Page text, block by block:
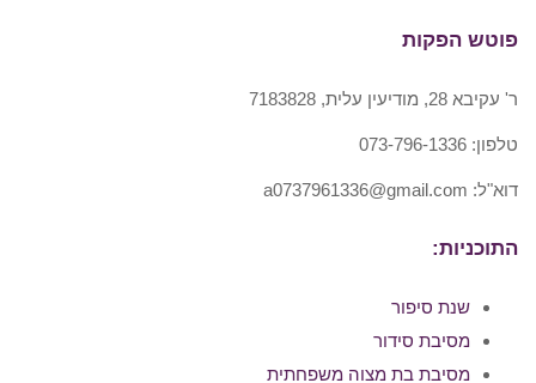
פוטש הפקות
ר' עקיבא 28, מודיעין עלית, 7183828
טלפון: 073-796-1336
דוא"ל: a0737961336@gmail.com
התוכניות:
שנת סיפור
מסיבת סידור
מסיבת בת מצוה משפחתית